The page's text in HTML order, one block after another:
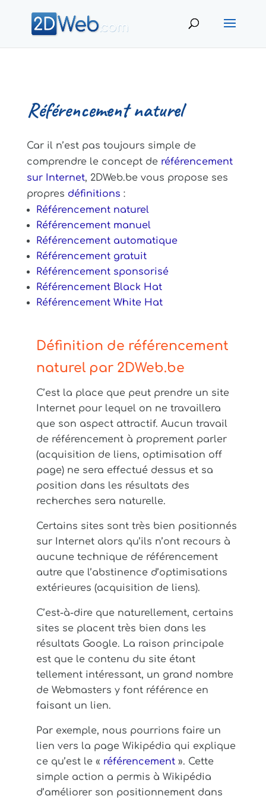
Référencement naturel
Car il n’est pas toujours simple de
comprendre le concept deréférencement
sur Internet, 2DWeb.be vous propose ses
propres définitions :
Référencement naturel
Référencement manuel
Référencement automatique
Référencement gratuit
Référencement sponsorisé
Référencement Black Hat
Référencement White Hat
Définition de référencement
naturel par 2DWeb.be
C’est la place que peut prendre un site
Internet pour lequel on ne travaillera
que son aspect attractif. Aucun travail
de référencement à proprement parler
(acquisition de liens, optimisation off
page) ne sera effectué dessus et sa
position dans les résultats des
recherches sera naturelle.
Certains sites sont très bien positionnés
sur Internet alors qu’ils n’ont recours à
aucune technique de référencement
autre que l’abstinence d’optimisations
extérieures (acquisition de liens).
C’est-à-dire que naturellement, certains
sites se placent très bien dans les
résultats Google. La raison principale
est que le contenu du site étant
tellement intéressant, un grand nombre
de Webmasters y font référence en
faisant un lien.
Par exemple, nous pourrions faire un
lien vers la page Wikipédia qui explique
ce qu’est le « référencement». Cette
simple action a permis à Wikipédia
d’améliorer son positionnement dans